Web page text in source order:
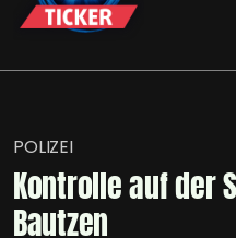
POLIZEI
Kontrolle auf der
Bautzen